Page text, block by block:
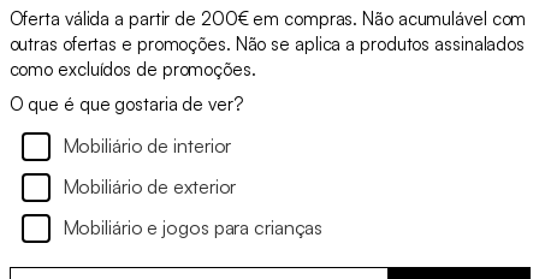
Oferta válida a partir de 200€ em compras. Não acumulável com
outras ofertas e promoções. Não se aplica a produtos assinalados
como excluídos de promoções.
O que é que gostaria de ver?
Mobiliário de interior
Mobiliário de exterior
Mobiliário e jogos para crianças